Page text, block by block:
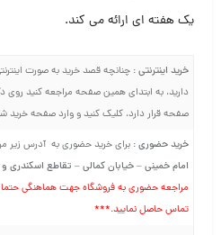
یک هفته ای ارائه می کند.
خرید اینترنتی: چنانچه قصد خرید به صورت
دارید، به ابتدای همین صفحه مراجعه کنید روی
صفحه قرار دارد، کلیک کنید و وارد صفحه خرید
خرید حضوری: برای خرید حضوری به آدرس زیر
امام خمینی – خیابان کمالی – تقاطع
مراجعه حضوری به فروشگاه جهت هماهنگی حتما
تماس حاصل نمایید.***